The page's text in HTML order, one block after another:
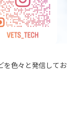
を色々と発信してお